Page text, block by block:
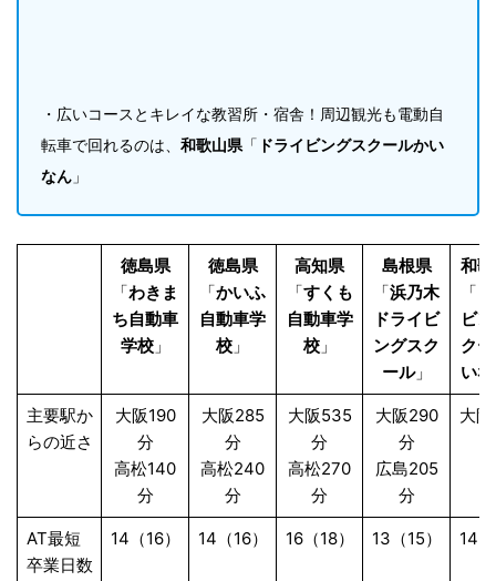
・広いコースとキレイな教習所・宿舎！周辺観光も電動自
転車で回れるのは、 和歌山県 「 ドライビングスクールかい
なん 」
徳島県
「わきま
ち自動車
学校」
徳島県
「かいふ
自動車学
校 」
高知県
「すくも
自動車学
校」
島根県
「浜乃木
ドライビ
ングスク
ール」
和
「
ビ
ク
い
主要駅か
らの近さ
大阪190
分
高松140
分
大阪285
分
高松240
分
大阪535
分
高松270
分
大阪290
分
広島205
分
大
AT最短
卒業日数
14（16） 14（16） 16（18） 13（15） 14